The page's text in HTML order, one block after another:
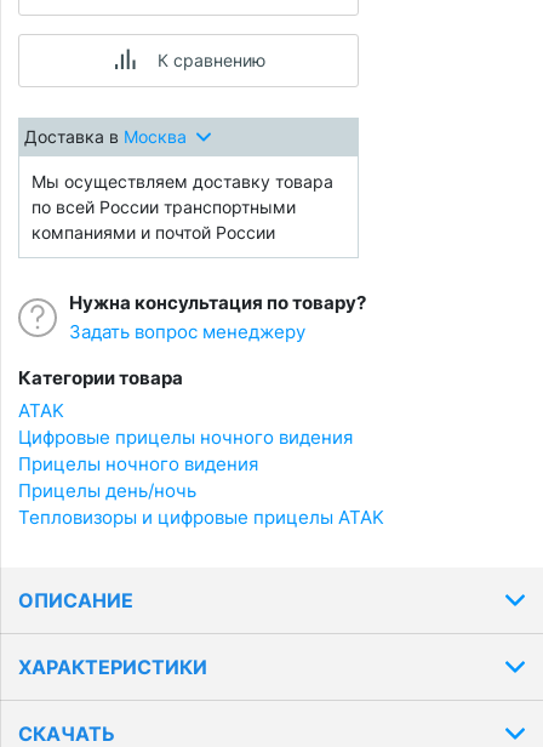
К сравнению
Доставка в Москва
Мы осуществляем доставку товара
по всей России транспортными
компаниями и почтой России
Нужна консультация по товару?
Задать вопрос менеджеру
Категории товара
ATAK
Цифровые прицелы ночного видения
Прицелы ночного видения
Прицелы день/ночь
Тепловизоры и цифровые прицелы ATAK
ОПИСАНИЕ
ХАРАКТЕРИСТИКИ
СКАЧАТЬ